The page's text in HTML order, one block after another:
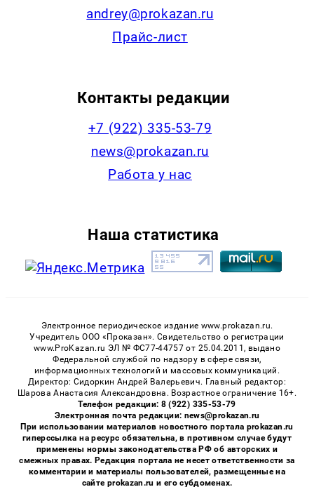
andrey@prokazan.ru
Прайс-лист
Контакты редакции
+7 (922) 335-53-79
news@prokazan.ru
Работа у нас
Наша статистика
Электронное периодическое издание www.prokazan.ru.
Учредитель ООО «Проказан». Cвидетельство о регистрации
www.ProKazan.ru ЭЛ № ФС77-44757 от 25.04.2011, выдано
Федеральной службой по надзору в сфере связи,
информационных технологий и массовых коммуникаций.
Директор: Сидоркин Андрей Валерьевич. Главный редактор:
Шарова Анастасия Александровна. Возрастное ограничение 16+.
Телефон редакции: 8 (922) 335-53-79
Электронная почта редакции: news@prokazan.ru
При использовании материалов новостного портала prokazan.ru
гиперссылка на ресурс обязательна, в противном случае будут
применены нормы законодательства РФ об авторских и
смежных правах. Редакция портала не несет ответственности за
комментарии и материалы пользователей, размещенные на
сайте prokazan.ru и его субдоменах.